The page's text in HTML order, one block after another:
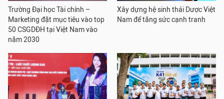
Trường Đại học Tài chính –
Marketing đặt mục tiêu vào top
50 CSGDĐH tại Việt Nam vào
năm 2030
Xây dựng hệ sinh thái Dược Việt
Nam để tăng sức cạnh tranh